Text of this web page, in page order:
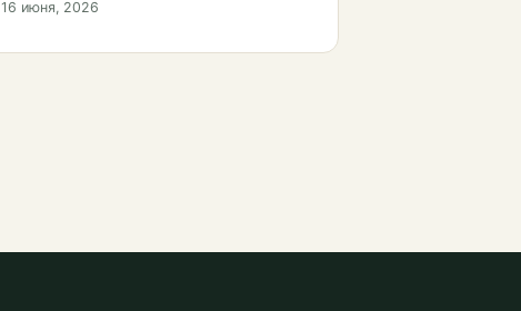
16 июня, 2026